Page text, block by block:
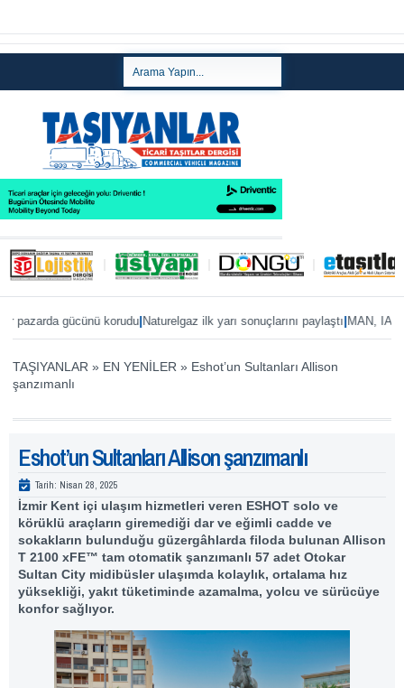
gücünü korudu|Naturelgaz ilk yarı sonuçlarını paylaştı|MAN, IAA
TAŞIYANLAR » EN YENİLER » Eshot’un Sultanları Allison
şanzımanlı
Eshot’un Sultanları Allison şanzımanlı
Tarih: Nisan 28, 2025
İzmir Kent içi ulaşım hizmetleri veren ESHOT solo ve
körüklü araçların giremediği dar ve eğimli cadde ve
sokakların bulunduğu güzergâhlarda filoda bulunan Allison
T 2100 xFE™ tam otomatik şanzımanlı 57 adet Otokar
Sultan City midibüsler ulaşımda kolaylık, ortalama hız
yüksekliği, yakıt tüketiminde azamalma, yolcu ve sürücüye
konfor sağlıyor.